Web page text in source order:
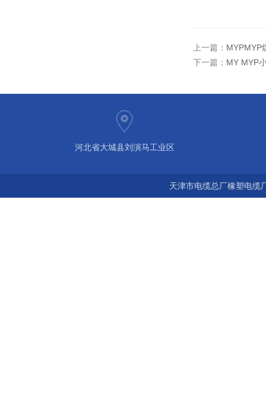
上一篇： MYPMYP
下一篇： MY MYP
河北省大城县刘演马工业区
天津市电缆总厂橡塑电